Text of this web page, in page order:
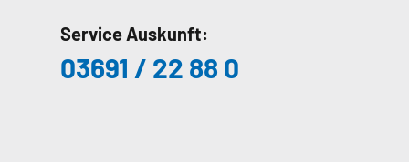
Service Auskunft:
03691 / 22 88 0